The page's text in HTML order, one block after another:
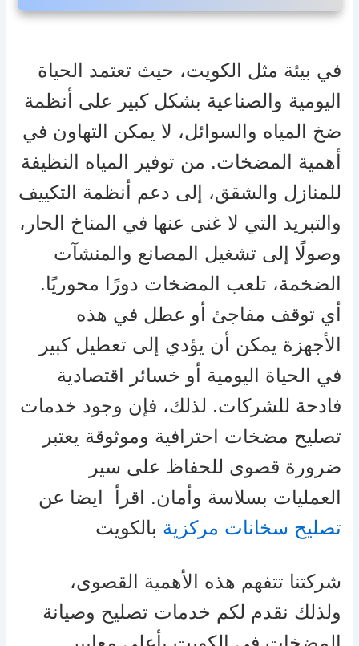
في بيئة مثل الكويت، حيث تعتمد الحياة
اليومية والصناعية بشكل كبير على أنظمة
ضخ المياه والسوائل، لا يمكن التهاون في
أهمية المضخات. من توفير المياه النظيفة
للمنازل والشقق، إلى دعم أنظمة التكييف
والتبريد التي لا غنى عنها في المناخ الحار،
وصولًا إلى تشغيل المصانع والمنشآت
الضخمة، تلعب المضخات دورًا محوريًا.
أي توقف مفاجئ أو عطل في هذه
الأجهزة يمكن أن يؤدي إلى تعطيل كبير
في الحياة اليومية أو خسائر اقتصادية
فادحة للشركات. لذلك، فإن وجود خدمات
تصليح مضخات احترافية وموثوقة يعتبر
ضرورة قصوى للحفاظ على سير
العمليات بسلاسة وأمان. اقرأ ايضا عن
تصليح سخانات مركزية بالكويت
شركتنا تتفهم هذه الأهمية القصوى،
ولذلك نقدم لكم خدمات تصليح وصيانة